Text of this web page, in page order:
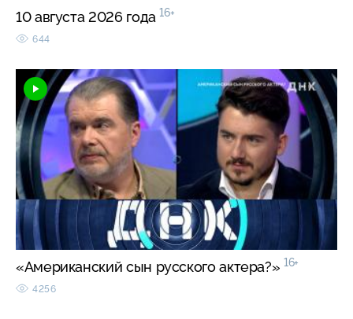
10 августа 2026 года 16+
644
«Американский сын русского актера?» 16+
4256